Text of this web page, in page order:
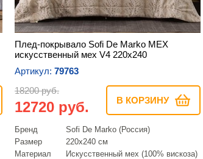
Плед-покрывало Sofi De Marko МЕХ
искусственный мех V4 220х240
Артикул: 79763
18200 руб.
12720 руб. В КОРЗИНУ
Бренд
Sofi De Marko (Россия)
Размер
220х240 см
Материал
Искусcтвенный мех (100% вискоза)